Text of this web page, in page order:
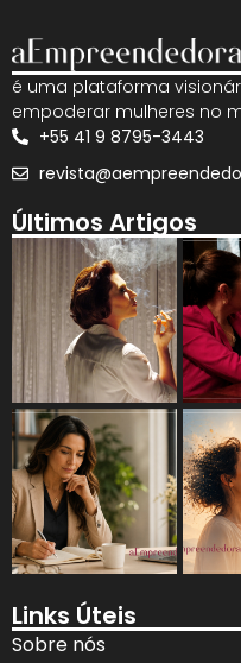
é uma plataforma
empoderar mulheres no
+55 41 9 8795-3443
Últimos Artigos
Links Úteis
Sobre nós